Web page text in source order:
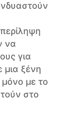
να
για
μια ξένη
με το
στο